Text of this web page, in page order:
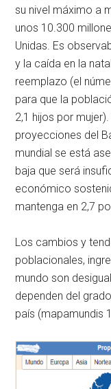
su nivel máximo a
unos 10.300
Unidas. Es
y la caída en la
reemplazo (el
para que la
2,1 hijos por
proyecciones del
mundial se está
baja que será
económico
mantenga en 2,7
Los cambios y
poblacionales,
mundo son
dependen del
país (mapamundis